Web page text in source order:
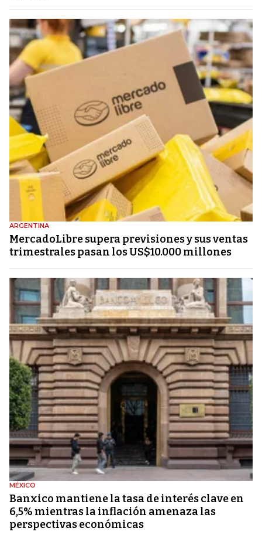
ARGENTINA
MercadoLibre supera previsiones y sus ventas
trimestrales pasan los US$10.000 millones
MÉXICO
Banxico mantiene la tasa de interés clave en
6,5% mientras la inflación amenaza las
perspectivas económicas